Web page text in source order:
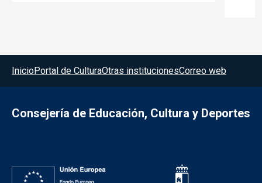
Menú del pie
InicioPortal de CulturaOtras institucionesCorreo web
Consejería de Educación, Cultura y Deportes